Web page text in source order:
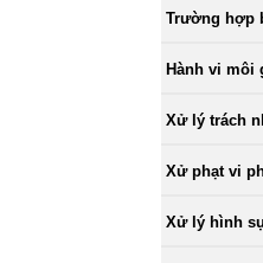
Trường hợp
Hành vi môi
Xử lý trách
Xử phạt vi
Xử lý hình